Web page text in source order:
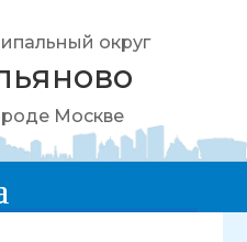
округ
Москве